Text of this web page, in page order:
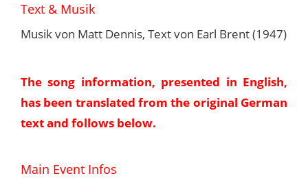
Text & Musik
Musik von Matt Dennis, Text von Earl Brent (1947)
The song information, presented in English,
has been translated from the original German
text and follows below.
Main Event Infos